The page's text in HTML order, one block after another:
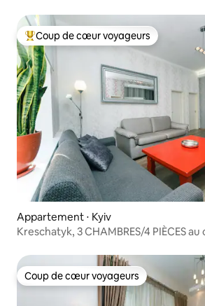
Coups de cœur voyageurs les plus
Coup de cœur voyageurs
Appartement ⋅ Kyiv
Kreschatyk, 3 CHAMBRES/4 PIÈCES
Coup de cœur voyageurs
Coup de cœur voyageurs